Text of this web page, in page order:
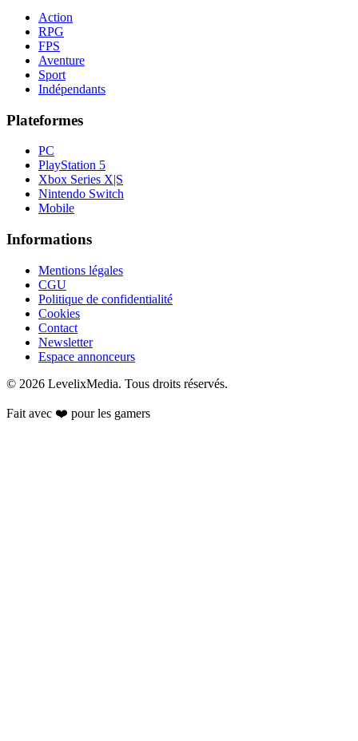
Action
RPG
FPS
Aventure
Sport
Indépendants
Plateformes
PC
PlayStation 5
Xbox Series X|S
Nintendo Switch
Mobile
Informations
Mentions légales
CGU
Politique de confidentialité
Cookies
Contact
Newsletter
Espace annonceurs
© 2026 LevelixMedia. Tous droits réservés.
Fait avec ❤️ pour les gamers